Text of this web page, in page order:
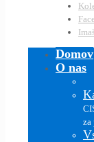
Domov
O nas
za